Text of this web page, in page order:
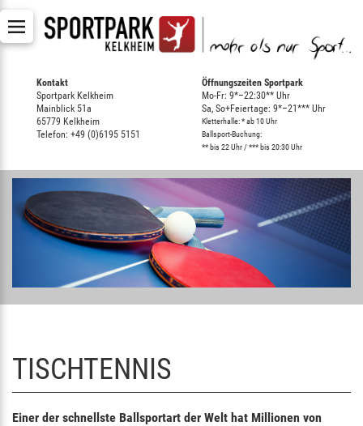
Kontakt
Sportpark Kelkheim
Mainblick 51a
65779 Kelkheim
Telefon: +49 (0)6195 5151
Öffnungszeiten Sportpark
Mo-Fr: 9*–22:30** Uhr
Sa, So+Feiertage: 9*–21*** Uhr
Kletterhalle: * ab 10 Uhr
Ballsport-Buchung:
** bis 22 Uhr / *** bis 20:30 Uhr
TISCHTENNIS
Einer der schnellste Ballsportart der Welt hat Millionen von